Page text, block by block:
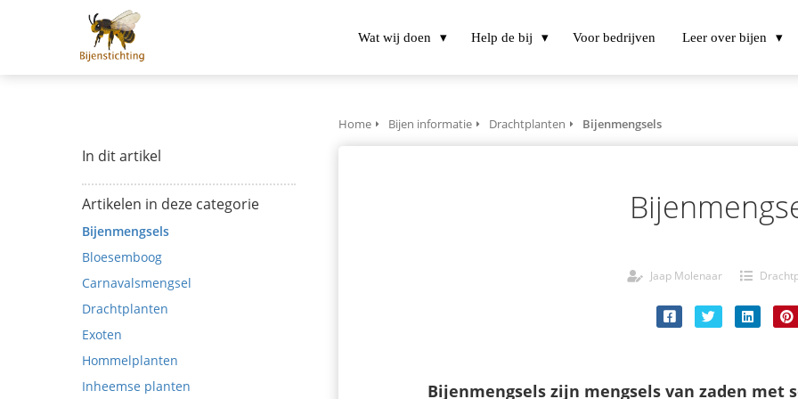
Wat wij doen Help de bij Voor bedrijven Leer over bijen
In dit artikel
Artikelen in deze categorie
Bijenmengsels
Bloesemboog
Carnavalsmengsel
Drachtplanten
Exoten
Hommelplanten
Inheemse planten
Home Bijen informatie Drachtplanten Bijenmengsels
Jaap Molenaar
Bijenmengsels zijn mengsels van zaden met